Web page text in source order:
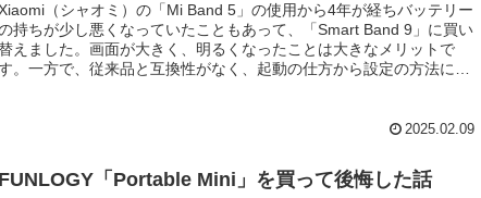
（シャオミ）の「Mi Band 5」の使用から4年が経ちバッテリー
持ちが少し悪くなっていたこともあって、「Smart Band 9」に買い
えました。画面が大きく、明るくなったことは大きなメリットで
。一方で、従来品と互換性がなく、起動の仕方から設定の方法に至
2025.02.09
FUNLOGY「Portable Mini」を買って後悔した話